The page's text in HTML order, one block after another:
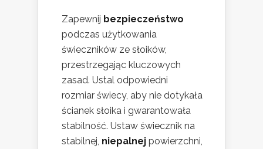
Zapewnij bezpieczeństwo
podczas użytkowania
świeczników ze słoików,
przestrzegając kluczowych
zasad. Ustal odpowiedni
rozmiar świecy, aby nie dotykała
ścianek słoika i gwarantowała
stabilność. Ustaw świecznik na
stabilnej, niepalnej powierzchni,